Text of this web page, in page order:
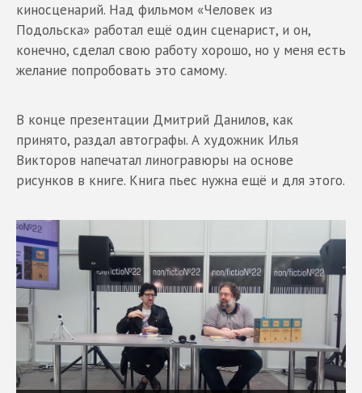
киносценарий. Над фильмом «Человек из
Подольска» работал ещё один сценарист, и он,
конечно, сделал свою работу хорошо, но у меня есть
желание попробовать это самому.
В конце презентации Дмитрий Данилов, как
принято, раздал автографы. А художник Илья
Викторов напечатал линогравюры на основе
рисунков в книге. Книга пьес нужна ещё и для этого.